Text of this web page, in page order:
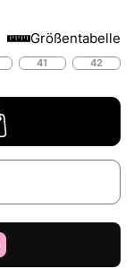
Größentabelle
41 42